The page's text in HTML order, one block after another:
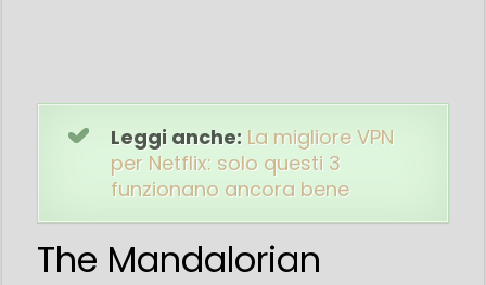
Leggi anche: La migliore VPN
per Netflix: solo questi 3
funzionano ancora bene
The Mandalorian